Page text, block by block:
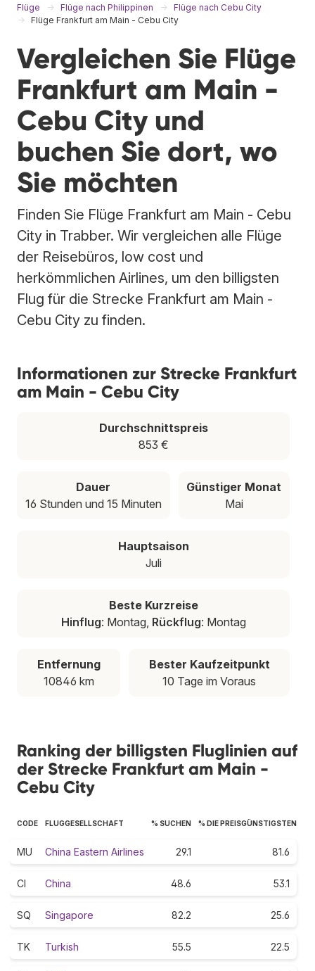
Flüge Flüge nach Philippinen
Flüge nach Cebu City
Flüge Frankfurt am Main - Cebu City
Vergleichen Sie Flüge
Frankfurt am Main -
Cebu City und
buchen Sie dort, wo
Sie möchten
Finden Sie Flüge Frankfurt am Main - Cebu
City in Trabber. Wir vergleichen alle Flüge
der Reisebüros, low cost und
herkömmlichen Airlines, um den billigsten
Flug für die Strecke Frankfurt am Main -
Cebu City zu finden.
Informationen zur Strecke Frankfurt
am Main - Cebu City
Durchschnittspreis
853 €
Dauer
16 Stunden und 15 Minuten
Günstiger Monat
Mai
Hauptsaison
Juli
Beste Kurzreise
Hinflug: Montag, Rückflug: Montag
Entfernung
10846 km
Bester Kaufzeitpunkt
10 Tage im Voraus
Ranking der billigsten Fluglinien auf
der Strecke Frankfurt am Main -
Cebu City
CODE FLUGGESELLSCHAFT % SUCHEN % DIE PREISGÜNSTIGSTEN
MU China Eastern Airlines 29.1 81.6
CI China 48.6 53.1
SQ Singapore 82.2 25.6
TK Turkish 55.5 22.5